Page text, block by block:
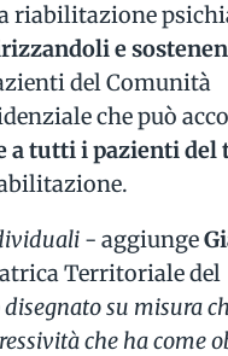
riabilitazione
e
del Comunità
che può
a tutti i pazienti
- aggiunge
Territoriale del
su misura
che ha come